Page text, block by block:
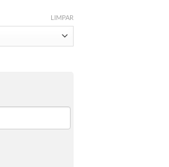
LIMPAR